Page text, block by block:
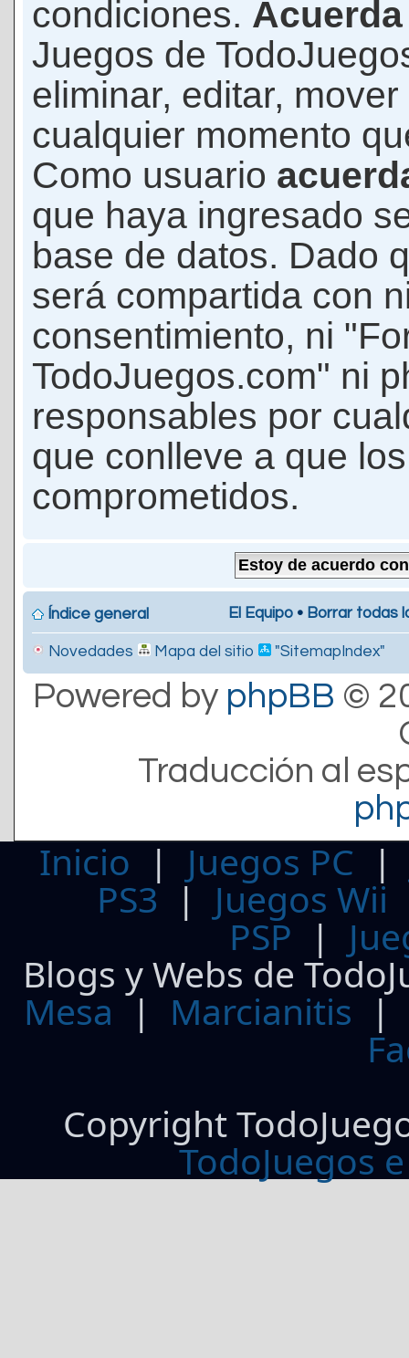
condiciones. Acuerda
Juegos de
eliminar, editar,
cualquier momento
Como usuario
que haya ingresado
base de datos. Dado
será compartida con
consentimiento, ni
TodoJuegos.com" ni
responsables por
que conlleve a que
comprometidos.
Índice general El Equipo • Borrar todas
Novedades Mapa del sitio "SitemapIndex"
Powered by phpBB ©
Traducción al
Inicio | Juegos PC
PS3| Juegos Wii
PSP |
Blogs y Webs de
Mesa | Marcianitis |
Copyright
TodoJuegos